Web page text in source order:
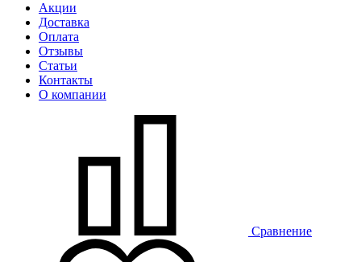
Акции
Доставка
Оплата
Отзывы
Статьи
Контакты
О компании
Сравнение